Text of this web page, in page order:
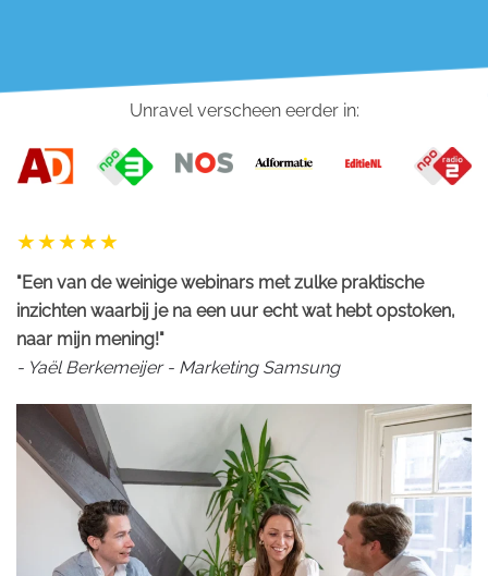
Unravel verscheen eerder in:
"Een van de weinige webinars met zulke praktische
inzichten waarbij je na een uur echt wat hebt opstoken,
naar mijn mening!"
- Yaël Berkemeijer - Marketing Samsung